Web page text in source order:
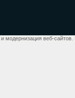
и модернизация веб-